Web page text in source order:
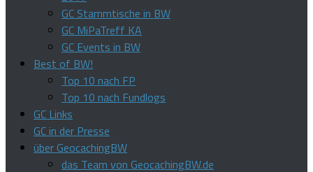
GC Stammtische in BW
GC MiPaTreff KA
GC Events in BW
Best of BW!
Top 10 nach FP
Top 10 nach Fundlogs
GC Links
GC in der Presse
über GeocachingBW
das Team von GeocachingBW.de